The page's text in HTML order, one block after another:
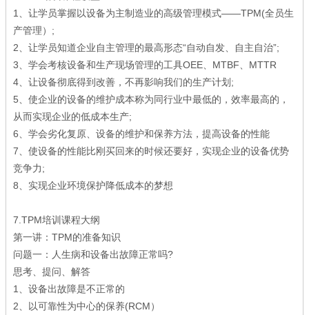
1、让学员掌握以设备为主制造业的高级管理模式——TPM(全员生
产管理）;
2、让学员知道企业自主管理的最高形态“自动自发、自主自治”;
3、学会考核设备和生产现场管理的工具OEE、MTBF、MTTR
4、让设备彻底得到改善，不再影响我们的生产计划;
5、使企业的设备的维护成本称为同行业中最低的，效率最高的，
从而实现企业的低成本生产;
6、学会劣化复原、设备的维护和保养方法，提高设备的性能
7、使设备的性能比刚买回来的时候还要好，实现企业的设备优势
竞争力;
8、实现企业环境保护降低成本的梦想
7.TPM培训课程大纲
第一讲：TPM的准备知识
问题一：人生病和设备出故障正常吗?
思考、提问、解答
1、设备出故障是不正常的
2、以可靠性为中心的保养(RCM）